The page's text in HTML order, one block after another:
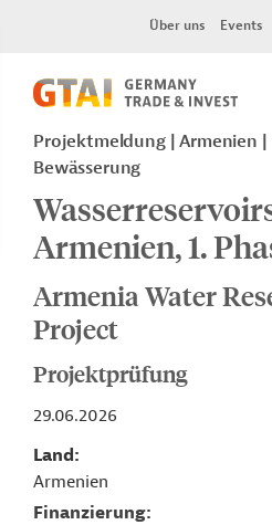
Über uns Events
Projektmeldung Armenien
Bewässerung
Armenien, 1.
Armenia Water
Project
Projektprüfung
29.06.2026
Land
Armenien
Finanzierung